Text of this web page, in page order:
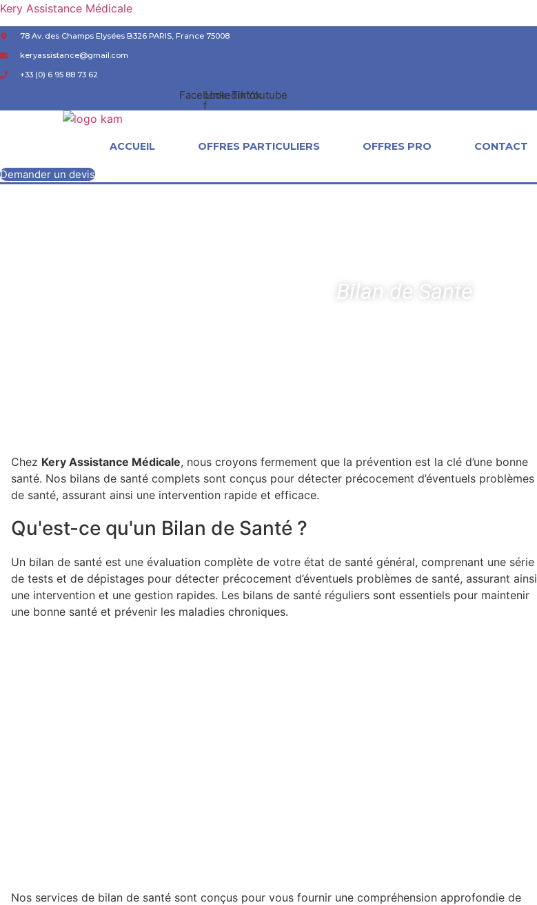
Kery Assistance Médicale
78 Av. des Champs Elysées B326 PARIS, France 75008
keryassistance@gmail.com
+33 (0) 6 95 88 73 62
Facebook-
f
LinkedinTiktokYoutube
ACCUEIL OFFRES PARTICULIERS OFFRES PRO CONTACT
Demander un devis
Bilan de Santé
Chez Kery Assistance Médicale, nous croyons fermement que la prévention est la clé d’une bonne
santé. Nos bilans de santé complets sont conçus pour détecter précocement d’éventuels problèmes
de santé, assurant ainsi une intervention rapide et efficace.
Qu'est-ce qu'un Bilan de Santé ?
Un bilan de santé est une évaluation complète de votre état de santé général, comprenant une série
de tests et de dépistages pour détecter précocement d’éventuels problèmes de santé, assurant ainsi
une intervention et une gestion rapides. Les bilans de santé réguliers sont essentiels pour maintenir
une bonne santé et prévenir les maladies chroniques.
Nos services de bilan de santé sont conçus pour vous fournir une compréhension approfondie de